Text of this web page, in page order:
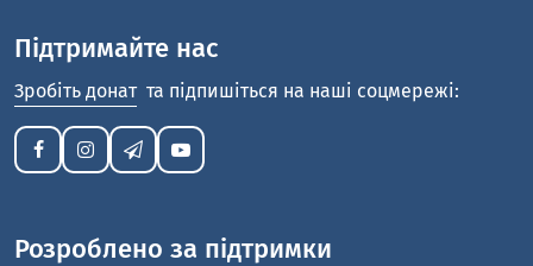
Підтримайте нас
Зробіть донат та підпишіться на наші соцмережі:
Розроблено за підтримки